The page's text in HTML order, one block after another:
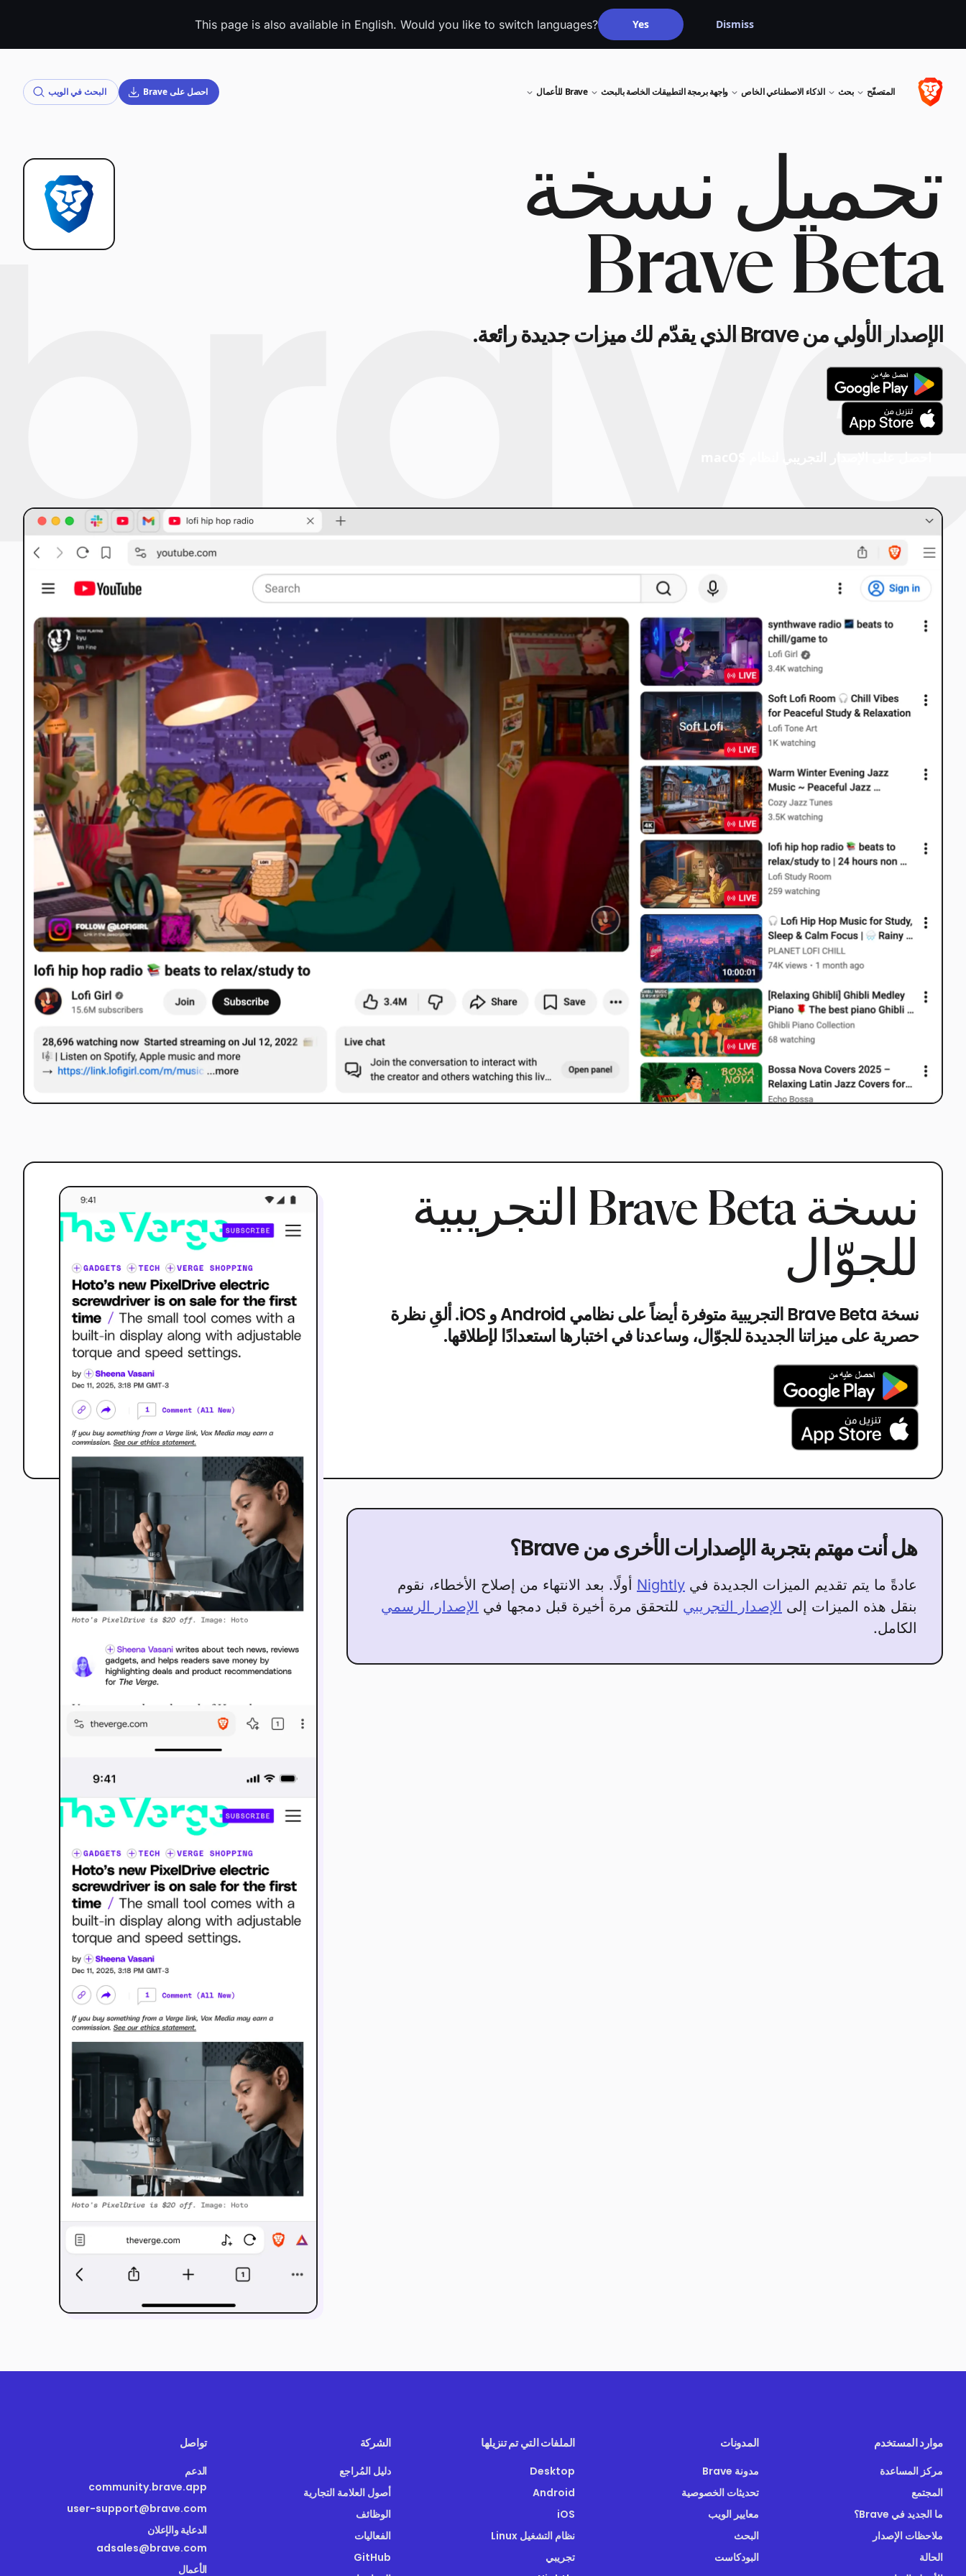
This page is also available in English. Would you like to switch languages? Yes Dismiss
المتصفّح بحث الذكاء الاصطناعي الخاص واجهة برمجة التطبيقات الخاصة بالبحث Brave للأعمال احصل على Brave البحث في الويب
تحميل نسخة
Brave Beta
الإصدار الأولي من Brave الذي يقدّم لك ميزات جديدة رائعة.
نسخة Brave Beta التجريبية
للجوّال
نسخة Brave Beta التجريبية متوفرة أيضاً على نظامي Android و iOS. ألقِ نظرة
حصرية على ميزاتنا الجديدة للجوّال، وساعدنا في اختبارها استعدادًا لإطلاقها.
هل أنت مهتم بتجربة الإصدارات الأخرى من Brave؟
عادةً ما يتم تقديم الميزات الجديدة في Nightly أولًا. بعد الانتهاء من إصلاح الأخطاء، نقوم
بنقل هذه الميزات إلى الإصدار التجريبي للتحقق مرة أخيرة قبل دمجها في الإصدار الرسمي
الكامل.
موارد المستخدم
مركز المساعدة
المجتمع
ما الجديد في Brave؟
ملاحظات الإصدار
الحالة
المدونات
مدونة Brave
تحديثات الخصوصية
معايير الويب
البحث
البودكاست
الملفات التي تم تنزيلها
Desktop
Android
iOS
‏نظام التشغيل Linux
تجريبي
الشركة
دليل المُراجع
أصول العلامة التجارية
الوظائف
الفعاليات
GitHub
تواصل
الدعم
community.brave.app
user-support@brave.com
الدعاية والإعلان
adsales@brave.com
الأعمال